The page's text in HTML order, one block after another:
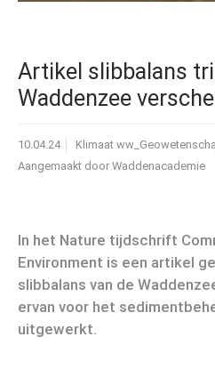
Artikel slibbalans
Waddenzee
10.04.24
Klimaat
Aangemaakt door Waddenacademie
In het Nature tijdschrift
Environment is een artikel
slibbalans van de
ervan voor het
uitgewerkt.